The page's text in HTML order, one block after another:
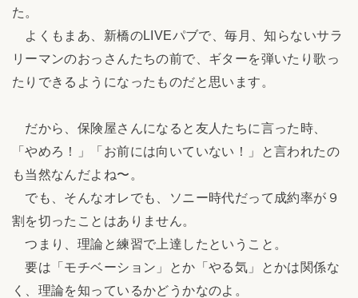
た。
よくもまあ、新橋のLIVEパブで、毎月、知らないサラ
リーマンのおっさんたちの前で、ギターを弾いたり歌っ
たりできるようになったものだと思います。
だから、保険屋さんになると友人たちに言った時、
「やめろ！」「お前には向いていない！」と言われたの
も当然なんだよね〜。
でも、そんなオレでも、ソニー時代だって成約率が９
割を切ったことはありません。
つまり、理論と練習で上達したということ。
要は「モチベーション」とか「やる気」とかは関係な
く、理論を知っているかどうかなのよ。